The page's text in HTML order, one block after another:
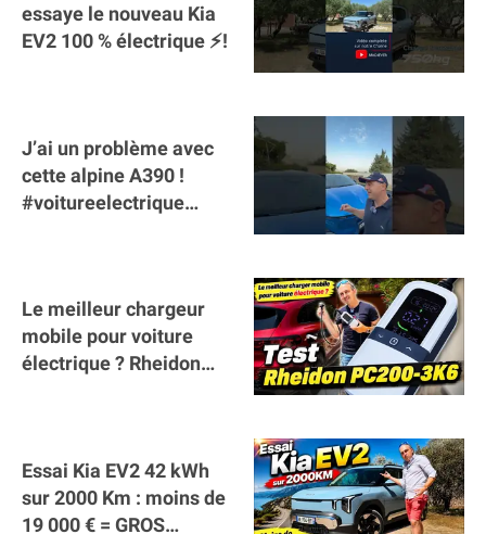
essaye le nouveau Kia
EV2 100 % électrique ⚡️!
J’ai un problème avec
cette alpine A390 !
#voitureelectrique
Le meilleur chargeur
mobile pour voiture
électrique ? Rheidon
Essai Kia EV2 42 kWh
sur 2000 Km : moins de
19 000 € = GROS